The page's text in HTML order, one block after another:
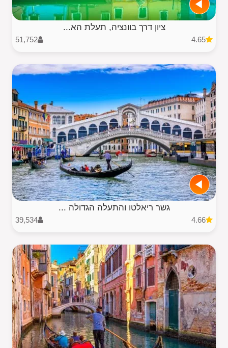
ציון דרך בוונציה, תעלת הא...
4.65
51,752
גשר ריאלטו והתעלה הגדולה ...
4.66
39,534